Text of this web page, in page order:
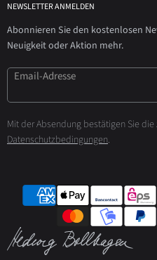
NEWSLETTER ANMELDEN
Abonnieren Sie den kostenlosen
Neuigkeit oder Aktion mehr.
Email-Adresse
Mit der Absendung bestätigen Sie
Datenschutzbedingungen.